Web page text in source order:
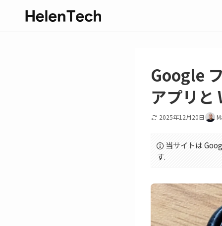
Google
アプリと
2025年12月20日
当サイトは
す.